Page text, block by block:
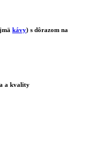
kávy) s dôrazom na
a kvality